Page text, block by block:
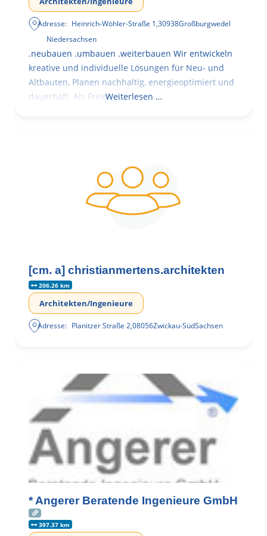
Adresse: Heinrich-Wöhler-Straße 1,30938Großburgwedel
Niedersachsen
.neubauen .umbauen .weiterbauen Wir entwickeln
kreative und individuelle Lösungen für Neu- und
Altbauten, Planen nachhaltig, energieoptimiert und
dauerhaft. Als FreieWeiterlesen …
[cm. a] christianmertens.architekten
206.26 km
Architekten/Ingenieure
Adresse: Planitzer Straße 2,08056Zwickau-SüdSachsen
* Angerer Beratende Ingenieure GmbH
397.37 km